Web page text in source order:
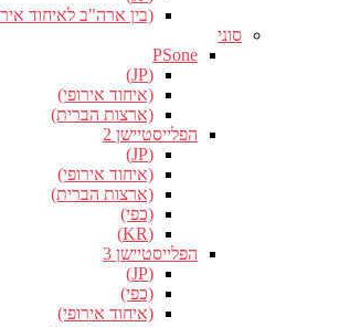
(בין ארה"ב לאיחוד
סוני
PSone
(JP)
(איחוד אירופי)
(ארצות הברית)
הפלייסטיישן 2
(JP)
(איחוד אירופי)
(ארצות הברית)
(כפי)
(KR)
הפלייסטיישן 3
(JP)
(כפי)
(איחוד אירופי)